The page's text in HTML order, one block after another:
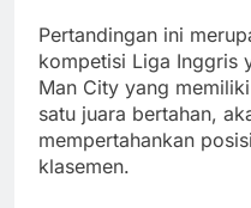
Pertandingan ini
kompetisi Liga Inggris
Man City yang
satu juara bertahan,
mempertahankan
klasemen.